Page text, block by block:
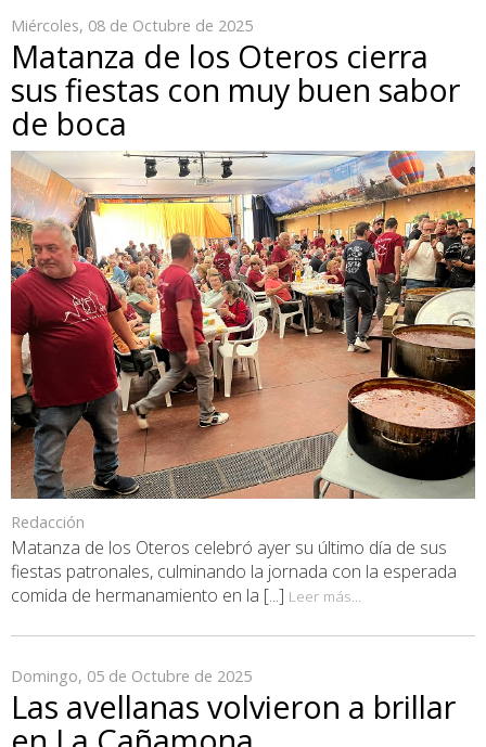
Miércoles, 08 de Octubre de 2025
Matanza de los Oteros cierra
sus fiestas con muy buen sabor
de boca
Redacción
Matanza de los Oteros celebró ayer su último día de sus
fiestas patronales, culminando la jornada con la esperada
comida de hermanamiento en la [...] Leer más...
Domingo, 05 de Octubre de 2025
Las avellanas volvieron a brillar